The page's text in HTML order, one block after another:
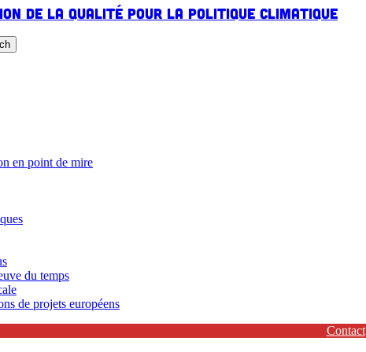
de la qualité pour la politique climatique
en point de mire
du temps
de projets européens
Contact